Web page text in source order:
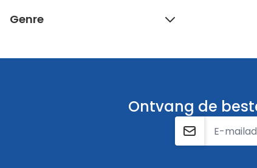
Genre
Ontvang de
E-mailadres